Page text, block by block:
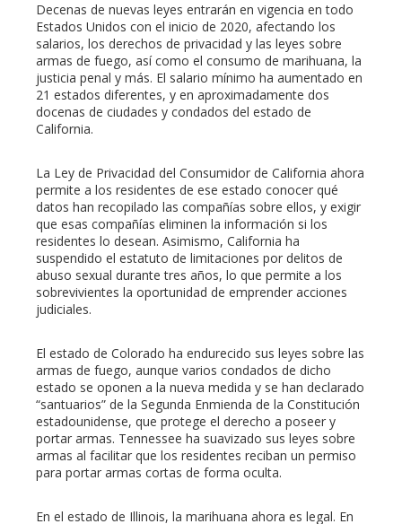
Decenas de nuevas leyes entrarán en vigencia en todo
Estados Unidos con el inicio de 2020, afectando los
salarios, los derechos de privacidad y las leyes sobre
armas de fuego, así como el consumo de marihuana, la
justicia penal y más. El salario mínimo ha aumentado en
21 estados diferentes, y en aproximadamente dos
docenas de ciudades y condados del estado de
California.
La Ley de Privacidad del Consumidor de California ahora
permite a los residentes de ese estado conocer qué
datos han recopilado las compañías sobre ellos, y exigir
que esas compañías eliminen la información si los
residentes lo desean. Asimismo, California ha
suspendido el estatuto de limitaciones por delitos de
abuso sexual durante tres años, lo que permite a los
sobrevivientes la oportunidad de emprender acciones
judiciales.
El estado de Colorado ha endurecido sus leyes sobre las
armas de fuego, aunque varios condados de dicho
estado se oponen a la nueva medida y se han declarado
“santuarios” de la Segunda Enmienda de la Constitución
estadounidense, que protege el derecho a poseer y
portar armas. Tennessee ha suavizado sus leyes sobre
armas al facilitar que los residentes reciban un permiso
para portar armas cortas de forma oculta.
En el estado de Illinois, la marihuana ahora es legal. En